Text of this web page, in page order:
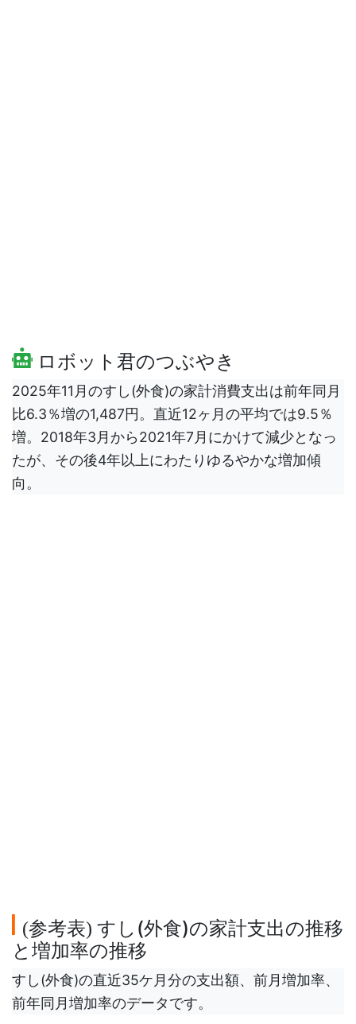
ロボット君のつぶやき
2025年11月のすし(外食)の家計消費支出は前年同月
比6.3％増の1,487円。直近12ヶ月の平均では9.5％
増。2018年3月から2021年7月にかけて減少となっ
たが、その後4年以上にわたりゆるやかな増加傾
向。
(参考表) すし(外食)の家計支出の推移
と増加率の推移
すし(外食)の直近35ケ月分の支出額、前月増加率、
前年同月増加率のデータです。